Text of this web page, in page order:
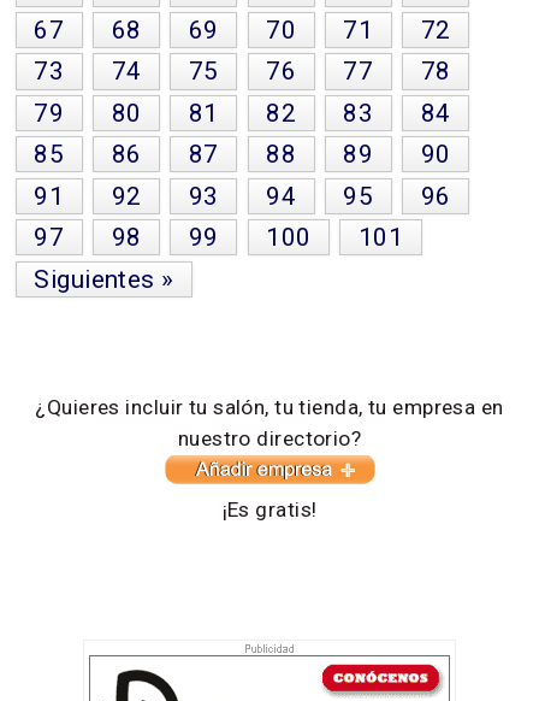
67
68 69 70 71
72
73
74 75 76 77
78
79
80 81 82 83
84
85
86 87 88 89
90
91
92 93 94 95
96
97
98 99 100
101
Siguientes »
¿Quieres incluir tu salón, tu tienda, tu empresa en
nuestro directorio?
¡Es gratis!